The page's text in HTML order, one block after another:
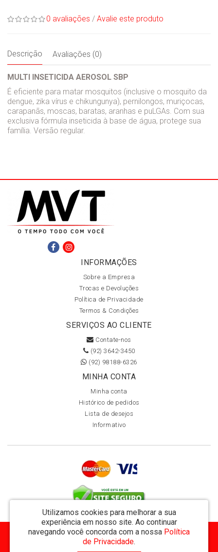
0 avaliações / Avalie este produto
Descrição Avaliações (0)
MULTI INSETICIDA AEROSOL SBP
É eficiente para matar mosquitos (inclusive o mosquito da
dengue, zika vírus e chikungunya), pernilongos, muriçocas,
carapanãs, moscas, baratas, aranhas e puLGAs. Com sua
exclusiva fórmula inseticida à base de água, protege sua
família. Versão regular.
INFORMAÇÕES
Sobre a Empresa
Trocas e Devoluções
Política de Privacidade
Termos & Condições
SERVIÇOS AO CLIENTE
Contate-nos
(92) 3642-3450
(92) 98188-6326
MINHA CONTA
Minha conta
Histórico de pedidos
Lista de desejos
Informativo
Utilizamos cookies para melhorar a sua
experiência em nosso site. Ao continuar
navegando você concorda com a nossa Política
de Privacidade.
MVT Comércio de Representação de Livros Ltda - CNPJ: 11.162.894/0001-32
Rua Visconde de Utinga 234 - Parque das Laranjeiras - Manaus / AM - CEP: 69058-810